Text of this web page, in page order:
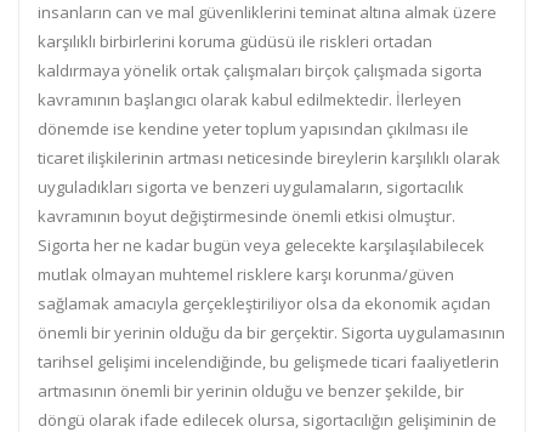
insanların can ve mal güvenliklerini teminat altına almak üzere
karşılıklı birbirlerini koruma güdüsü ile riskleri ortadan
kaldırmaya yönelik ortak çalışmaları birçok çalışmada sigorta
kavramının başlangıcı olarak kabul edilmektedir. İlerleyen
dönemde ise kendine yeter toplum yapısından çıkılması ile
ticaret ilişkilerinin artması neticesinde bireylerin karşılıklı olarak
uyguladıkları sigorta ve benzeri uygulamaların, sigortacılık
kavramının boyut değiştirmesinde önemli etkisi olmuştur.
Sigorta her ne kadar bugün veya gelecekte karşılaşılabilecek
mutlak olmayan muhtemel risklere karşı korunma/güven
sağlamak amacıyla gerçekleştiriliyor olsa da ekonomik açıdan
önemli bir yerinin olduğu da bir gerçektir. Sigorta uygulamasının
tarihsel gelişimi incelendiğinde, bu gelişmede ticari faaliyetlerin
artmasının önemli bir yerinin olduğu ve benzer şekilde, bir
döngü olarak ifade edilecek olursa, sigortacılığın gelişiminin de